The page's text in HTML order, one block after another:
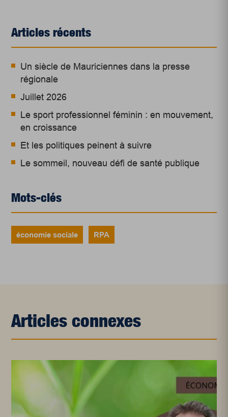
Articles récents
Un siècle de Mauriciennes dans la presse
régionale
Juillet 2026
Le sport professionnel féminin : en mouvement,
en croissance
Et les politiques peinent à suivre
Le sommeil, nouveau défi de santé publique
Mots-clés
économie sociale RPA
Articles connexes